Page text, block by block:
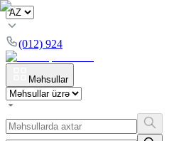
(012) 924
Məhsullar